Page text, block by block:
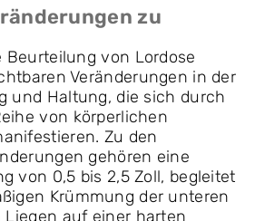
zu
Beurteilung von Lordose
Veränderungen in der
und Haltung, die sich durch
von körperlichen
Zu den
gehören eine
von 0,5 bis 2,5 Zoll, begleitet
Krümmung der unteren
Liegen auf einer harten